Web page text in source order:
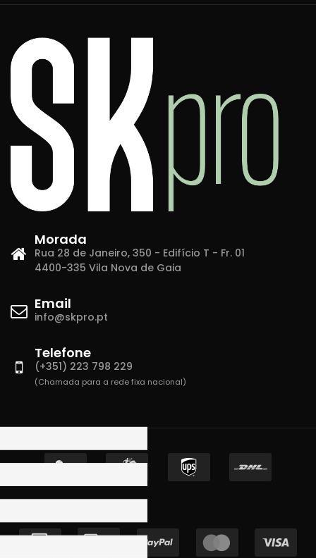
Morada
Rua 28 de Janeiro, 350 - Edifício T - Fr. 01
4400-335 Vila Nova de Gaia
Email
info@skpro.pt
Telefone
(+351) 223 798 229
(Chamada para a rede fixa nacional)